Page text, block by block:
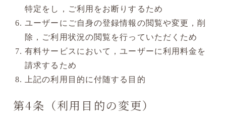
特定をし，ご利用をお断りするため
ユーザーにご自身の登録情報の閲覧や変更，削
除，ご利用状況の閲覧を行っていただくため
有料サービスにおいて，ユーザーに利用料金を
請求するため
上記の利用目的に付随する目的
第4条（利用目的の変更）